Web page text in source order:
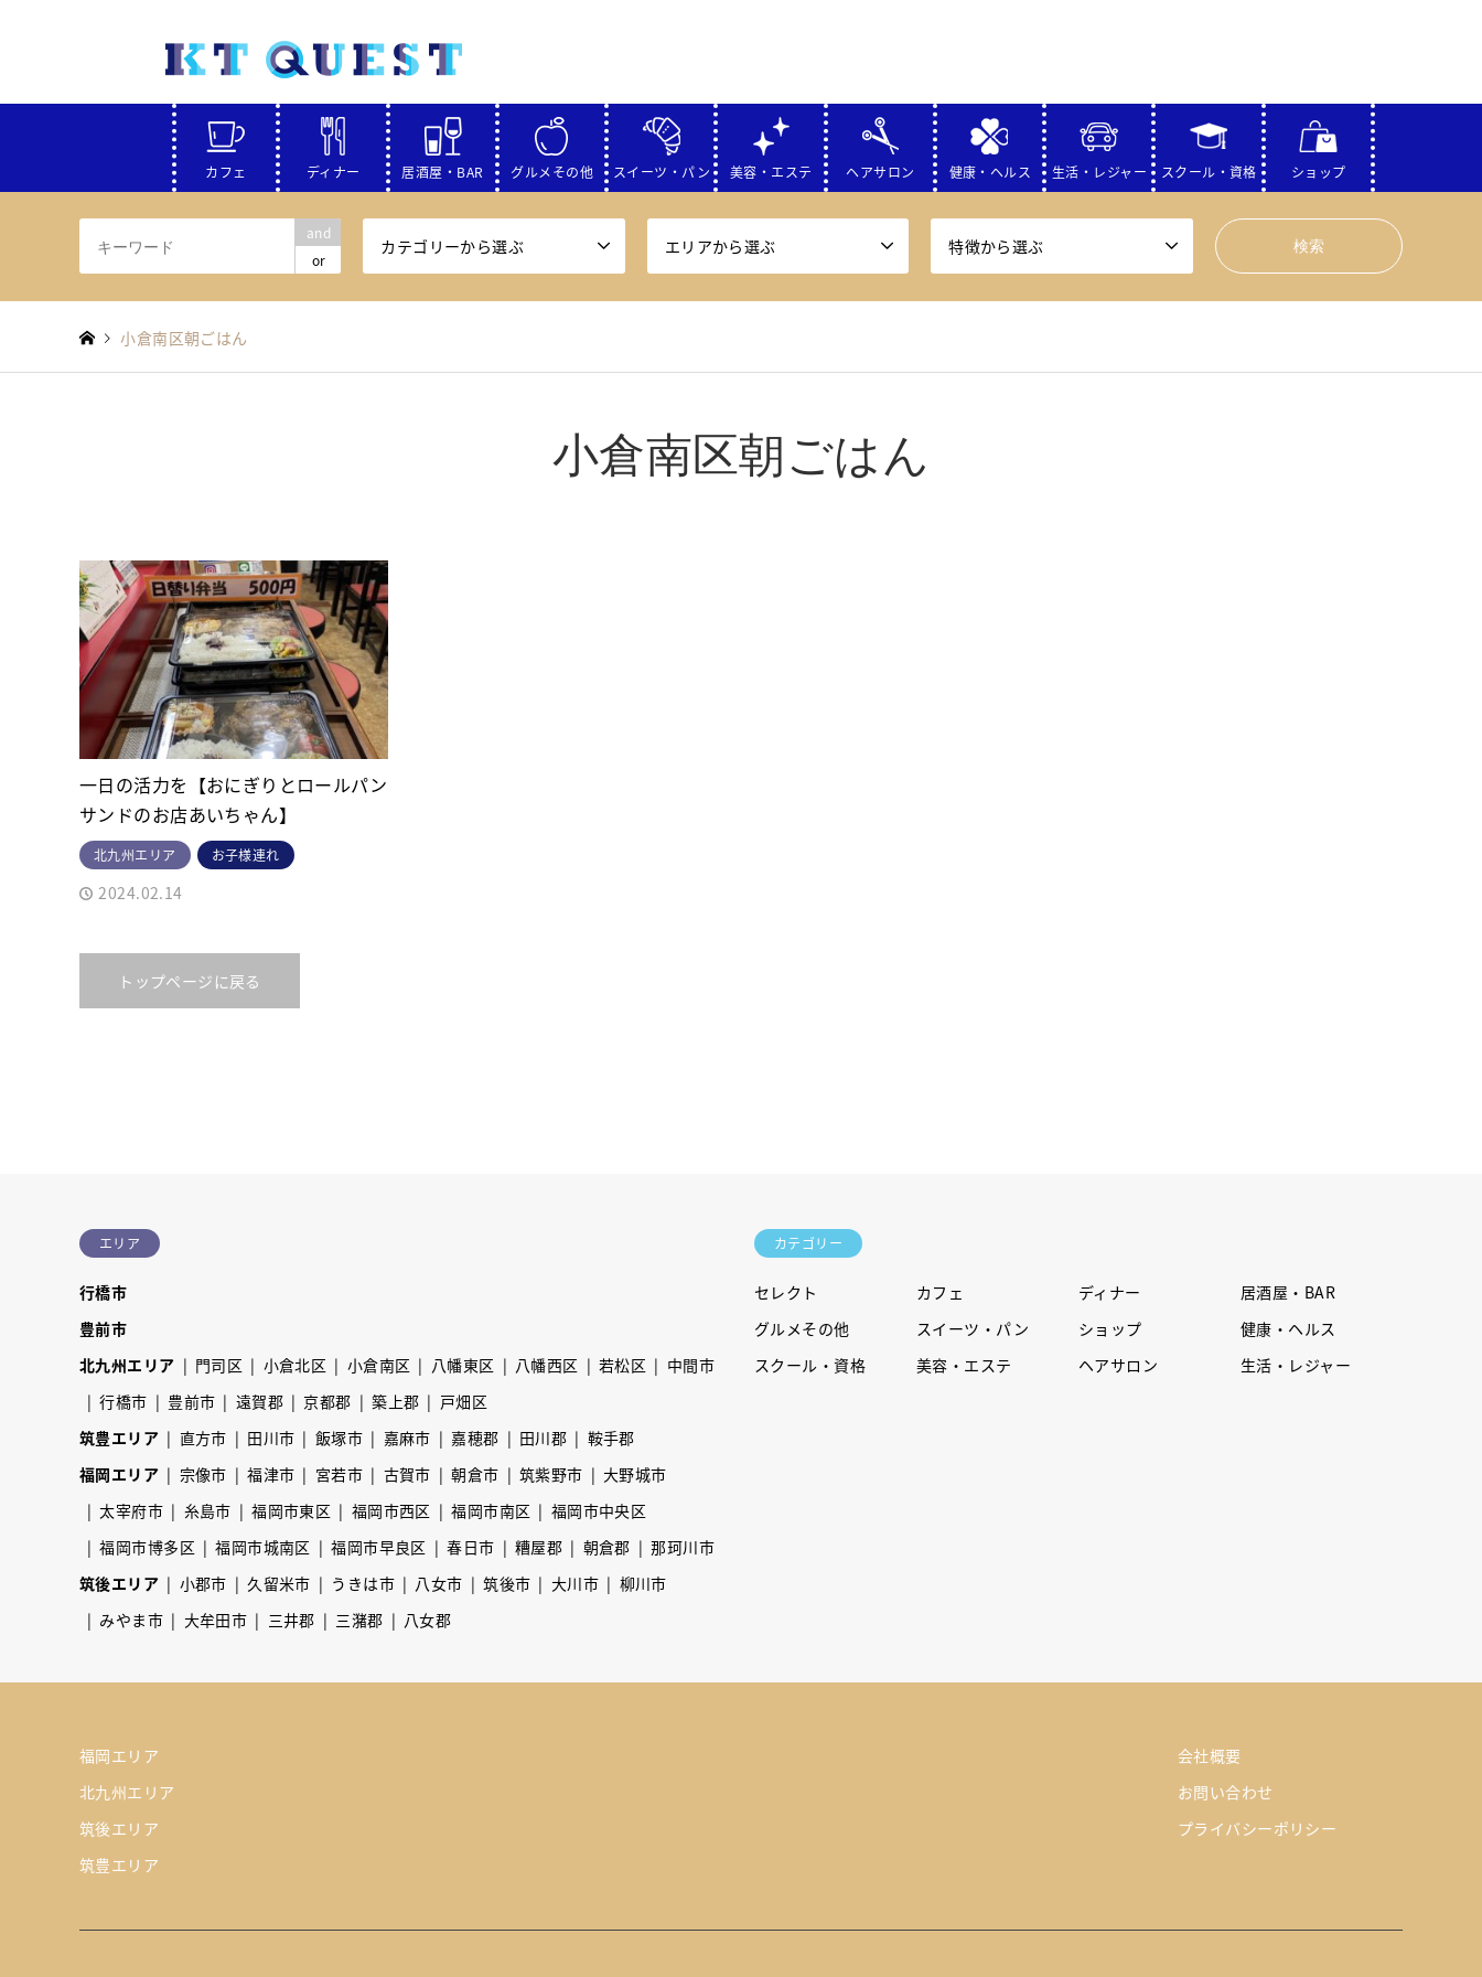
カフェ ディナー 居酒屋・BAR グルメその他 スイーツ・パン 美容・エステ ヘアサロン 健康・ヘルス 生活・レジャー スクール・資格 ショップ
and
or
カテゴリーから選ぶ エリアから選ぶ 特徴から選ぶ
小倉南区朝ごはん
小倉南区朝ごはん
一日の活力を【おにぎりとロールパン
サンドのお店あいちゃん】
北九州エリア お子様連れ
2024.02.14
トップページに戻る
エリア
行橋市
豊前市
北九州エリア
門司区 小倉北区 小倉南区 八幡東区 八幡西区 若松区
中間市
行橋市
豊前市 遠賀郡 京都郡 築上郡
戸畑区
筑豊エリア
直方市 田川市 飯塚市 嘉麻市 嘉穂郡 田川郡
鞍手郡
福岡エリア
宗像市 福津市 宮若市 古賀市 朝倉市 筑紫野市
大野城市
太宰府市
糸島市 福岡市東区 福岡市西区 福岡市南区
福岡市中央区
福岡市博多区
福岡市城南区 福岡市早良区 春日市 糟屋郡 朝倉郡
那珂川市
筑後エリア
小郡市 久留米市 うきは市 八女市 筑後市 大川市
柳川市
みやま市
大牟田市 三井郡 三潴郡 八女郡
カテゴリー
セレクト カフェ ディナー
居酒屋・BAR
グルメその他
スイーツ・パン ショップ
健康・ヘルス
スクール・資格
美容・エステ ヘアサロン 生活・レジャー
福岡エリア
北九州エリア
筑後エリア
筑豊エリア
会社概要
お問い合わせ
プライバシーポリシー